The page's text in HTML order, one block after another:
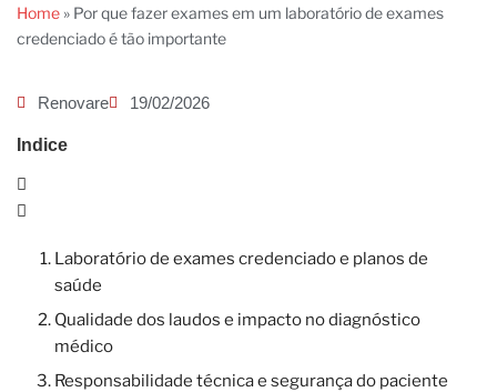
Home » Por que fazer exames em um laboratório de exames
credenciado é tão importante
Renovare 19/02/2026
Indice
Laboratório de exames credenciado e planos de
saúde
Qualidade dos laudos e impacto no diagnóstico
médico
Responsabilidade técnica e segurança do paciente